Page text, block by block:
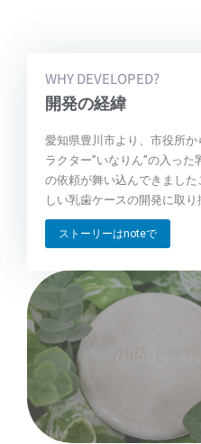
WHY DEVELOPED?
開発の経緯
愛知県豊川市より、市役所
ラクター”いなりん”の入っ
の依頼が舞い込んできまし
しい乳歯ケースの開発に取り
ストーリーはnoteで